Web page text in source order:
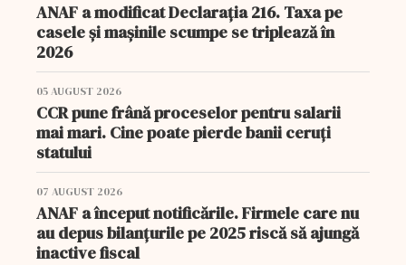
ANAF a modificat Declarația 216. Taxa pe
casele și mașinile scumpe se triplează în
2026
05 AUGUST 2026
CCR pune frână proceselor pentru salarii
mai mari. Cine poate pierde banii ceruți
statului
07 AUGUST 2026
ANAF a început notificările. Firmele care nu
au depus bilanțurile pe 2025 riscă să ajungă
inactive fiscal